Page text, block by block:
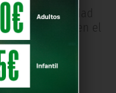
a la entidad
y trabajo en el